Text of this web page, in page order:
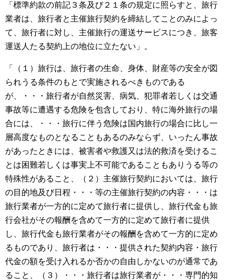
「標準約款の前記３条及び２１条の規定に照らすと、旅行
業者は、旅行者と主催旅行契約を締結してことのみによっ
て、旅行者に対し、主催旅行の運送サービスにつき、旅客
運送人たる契約上の地位に立たない」。
「（１）旅行は、旅行者の生命、身体、財産等の安全が図
られうる条件のもとで実施されるべきものである
が、・・・旅行者が自然災害、病気、犯罪者若しくは交通
事故等に遭遇する危険を包含しており、特に海外旅行の場
合には、・・・旅行に伴う危険は国内旅行の場合に比し一
層高度なものとなることもあるのみならず、いったん事故
があったときには、被害者や救護又は法的救済を受けるこ
とは困難若しくは事実上不可能であることもありうる等の
特殊性があること、（２）主催旅行契約においては、旅行
の目的地及び日程・・・等の主催旅行契約の内容・・・は
旅行業者が一方的に定めて旅行者に提供し、旅行代金も旅
行会社がその報酬を含めて一方的に定めて旅行者に提供
し、旅行代金も旅行業者がその報酬を含めて一方的に定め
るものであり、旅行者は・・・提供された契約内容・旅行
代金の額を受け入れるか否かの自由しかないのが通常であ
ること、（３）・・・旅行者は旅行業者が・・・専門的知